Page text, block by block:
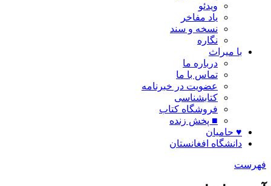
ویدئو
یاد مفاخر
نسخه و سند
نگاره
با میراث
درباره ما
تماس با ما
عضویت در خبرنامه
کتابشناسی
فروشگاه کتاب
■ پخش زنده
♥ حامیان
دانشگاه افغانستان
فهرست